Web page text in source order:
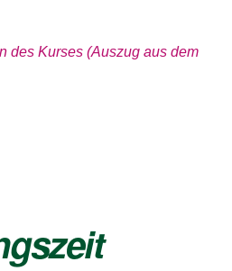
des Kurses (Auszug aus dem